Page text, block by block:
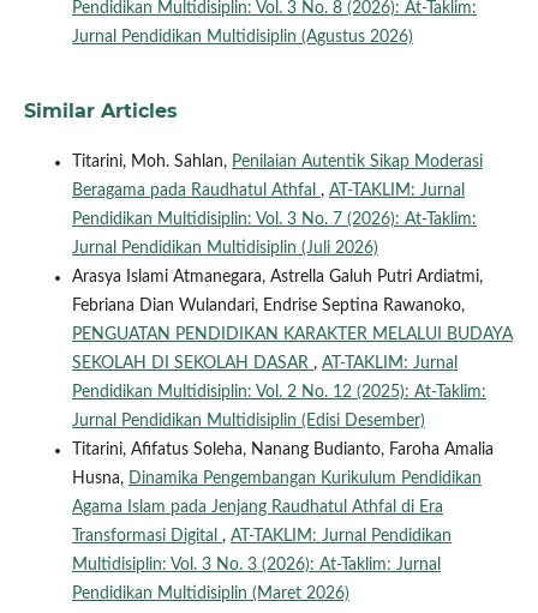
Pendidikan Multidisiplin: Vol. 3 No. 8 (2026): At-Taklim:
Jurnal Pendidikan Multidisiplin (Agustus 2026)
Similar Articles
Titarini, Moh. Sahlan, Penilaian Autentik Sikap Moderasi
Beragama pada Raudhatul Athfal , AT-TAKLIM: Jurnal
Pendidikan Multidisiplin: Vol. 3 No. 7 (2026): At-Taklim:
Jurnal Pendidikan Multidisiplin (Juli 2026)
Arasya Islami Atmanegara, Astrella Galuh Putri Ardiatmi,
Febriana Dian Wulandari, Endrise Septina Rawanoko,
PENGUATAN PENDIDIKAN KARAKTER MELALUI BUDAYA
SEKOLAH DI SEKOLAH DASAR , AT-TAKLIM: Jurnal
Pendidikan Multidisiplin: Vol. 2 No. 12 (2025): At-Taklim:
Jurnal Pendidikan Multidisiplin (Edisi Desember)
Titarini, Afifatus Soleha, Nanang Budianto, Faroha Amalia
Husna, Dinamika Pengembangan Kurikulum Pendidikan
Agama Islam pada Jenjang Raudhatul Athfal di Era
Transformasi Digital , AT-TAKLIM: Jurnal Pendidikan
Multidisiplin: Vol. 3 No. 3 (2026): At-Taklim: Jurnal
Pendidikan Multidisiplin (Maret 2026)